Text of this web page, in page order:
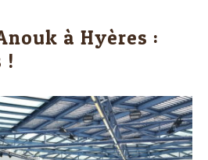
à Hyères :
!